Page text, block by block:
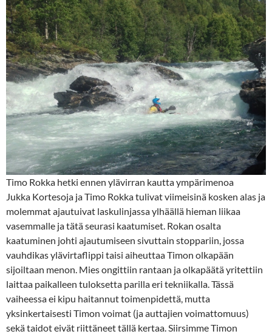
Timo Rokka hetki ennen ylävirran kautta ympärimenoa
Jukka Kortesoja ja Timo Rokka tulivat viimeisinä kosken alas ja
molemmat ajautuivat laskulinjassa ylhäällä hieman liikaa
vasemmalle ja tätä seurasi kaatumiset. Rokan osalta
kaatuminen johti ajautumiseen sivuttain stoppariin, jossa
vauhdikas ylävirtaflippi taisi aiheuttaa Timon olkapään
sijoiltaan menon. Mies ongittiin rantaan ja olkapäätä yritettiin
laittaa paikalleen tuloksetta parilla eri tekniikalla. Tässä
vaiheessa ei kipu haitannut toimenpidettä, mutta
yksinkertaisesti Timon voimat (ja auttajien voimattomuus)
sekä taidot eivät riittäneet tällä kertaa. Siirsimme Timon